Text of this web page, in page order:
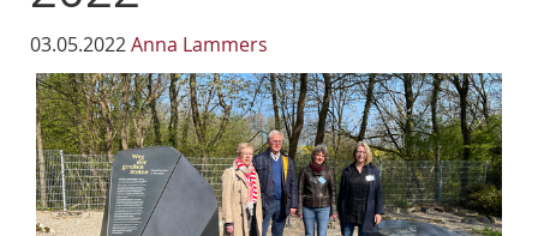
03.05.2022Anna Lammers